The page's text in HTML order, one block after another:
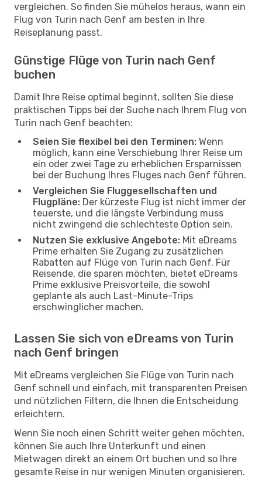
vergleichen. So finden Sie mühelos heraus, wann ein
Flug von Turin nach Genf am besten in Ihre
Reiseplanung passt.
Günstige Flüge von Turin nach Genf
buchen
Damit Ihre Reise optimal beginnt, sollten Sie diese
praktischen Tipps bei der Suche nach Ihrem Flug von
Turin nach Genf beachten:
Seien Sie flexibel bei den Terminen: Wenn
möglich, kann eine Verschiebung Ihrer Reise um
ein oder zwei Tage zu erheblichen Ersparnissen
bei der Buchung Ihres Fluges nach Genf führen.
Vergleichen Sie Fluggesellschaften und
Flugpläne: Der kürzeste Flug ist nicht immer der
teuerste, und die längste Verbindung muss
nicht zwingend die schlechteste Option sein.
Nutzen Sie exklusive Angebote: Mit eDreams
Prime erhalten Sie Zugang zu zusätzlichen
Rabatten auf Flüge von Turin nach Genf. Für
Reisende, die sparen möchten, bietet eDreams
Prime exklusive Preisvorteile, die sowohl
geplante als auch Last-Minute-Trips
erschwinglicher machen.
Lassen Sie sich von eDreams von Turin
nach Genf bringen
Mit eDreams vergleichen Sie Flüge von Turin nach
Genf schnell und einfach, mit transparenten Preisen
und nützlichen Filtern, die Ihnen die Entscheidung
erleichtern.
Wenn Sie noch einen Schritt weiter gehen möchten,
können Sie auch Ihre Unterkunft und einen
Mietwagen direkt an einem Ort buchen und so Ihre
gesamte Reise in nur wenigen Minuten organisieren.